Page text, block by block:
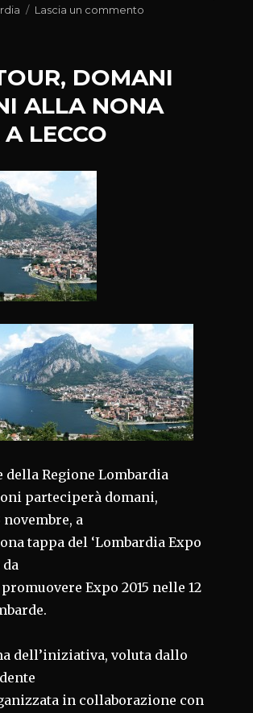
il
Lascia un commento
BELGIOIOSO
PAVESE
DOMANI
ALLA NONA
LECCO
Regione Lombardia
parteciperà domani,
a
tappa del ‘Lombardia Expo
da
Expo 2015 nelle 12
dell’iniziativa, voluta dallo
in collaborazione con